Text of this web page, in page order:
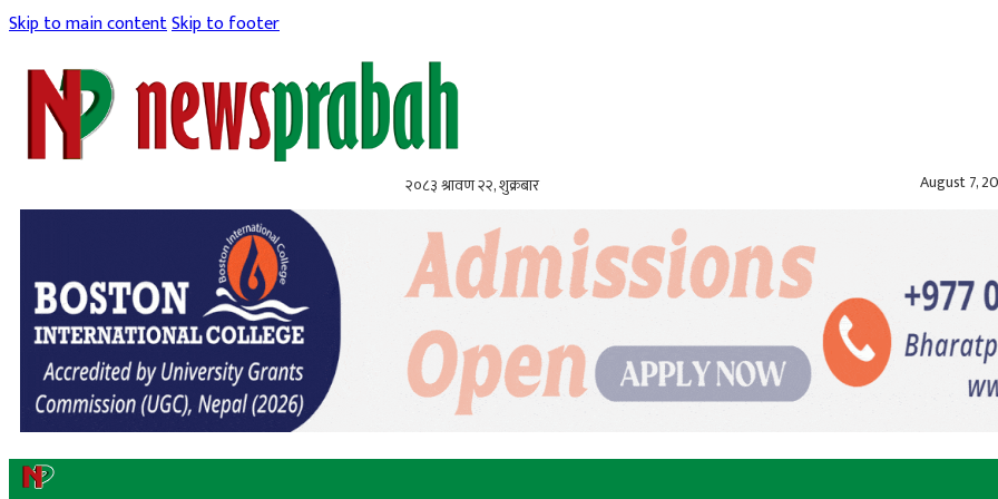
Skip to main contentSkip to footer
२०८३ श्रावण २२, शुक्रबार August 7,